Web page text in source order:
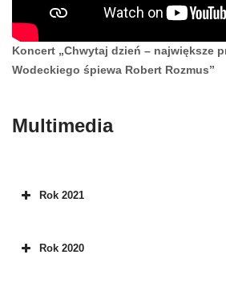
Koncert „Chwytaj dzień – największe
Wodeckiego śpiewa Robert Rozmus”
Multimedia
Rok 2021
Rok 2020